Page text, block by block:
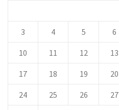
3 4 5 6
10 11 12 13
17 18 19 20
24 25 26 27